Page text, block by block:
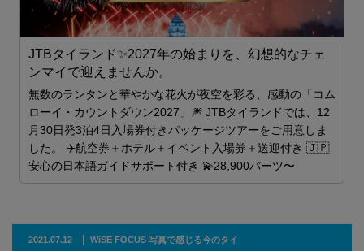
JTBタイランド✨2027年の始まりを、幻想的なチェ
ンマイで迎えませんか。
無数のランタンと華やかな花火が夜空を彩る、感動の「コム
ローイ・カウントダウン2027」🎆 JTBタイランドでは、12
月30日発3泊4日入場券付きパッケージツアーをご用意しま
した。 ✈️航空券＋ホテル＋イベント入場券＋送迎付き 🇯🇵
安心の日本語ガイドサポート付き 💫28,900バーツ〜
2021.07.12 WiSE FOCUS 写真で感じる今のタイ